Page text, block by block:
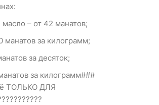
масло – от 42 манатов;
манатов за килограмм;
за десяток;
за килограмм###
ТОЛЬКО ДЛЯ